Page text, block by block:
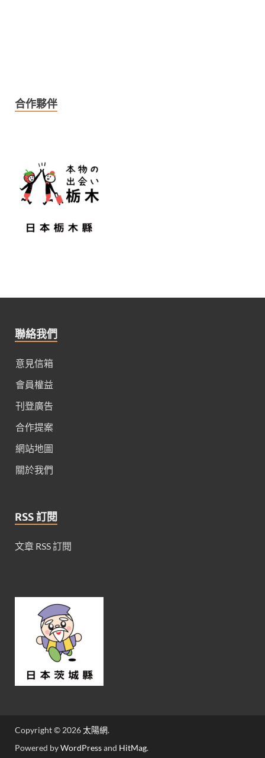
合作夥伴
聯絡我們
意見信箱
會員權益
刊登廣告
合作提案
網站地圖
關於我們
RSS 訂閱
文章 RSS 訂閱
Copyright © 2026太陽網.
Powered byWordPressand HitMag.